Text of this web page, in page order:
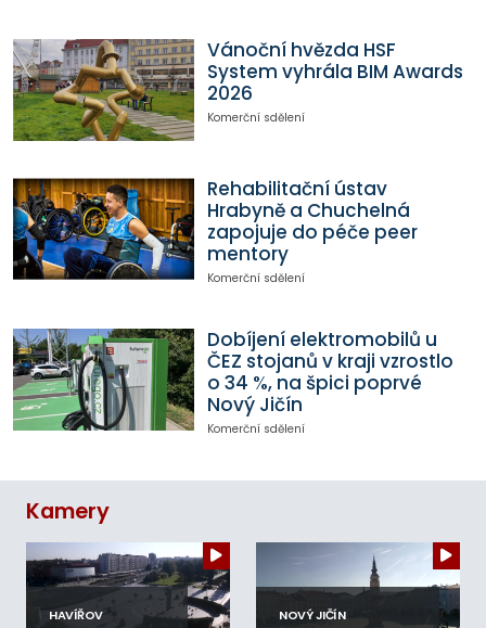
Vánoční hvězda HSF
System vyhrála BIM Awards
2026
Komerční sdělení
Rehabilitační ústav
Hrabyně a Chuchelná
zapojuje do péče peer
mentory
Komerční sdělení
Dobíjení elektromobilů u
ČEZ stojanů v kraji vzrostlo
o 34 %, na špici poprvé
Nový Jičín
Komerční sdělení
Kamery
HAVÍŘOV NOVÝ JIČÍN